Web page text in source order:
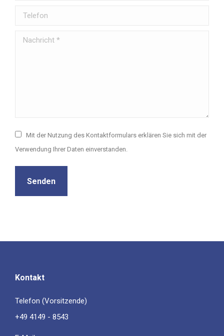
Telefon
Nachricht *
Mit der Nutzung des Kontaktformulars erklären Sie sich mit der
Verwendung Ihrer Daten einverstanden.
Senden
Kontakt
Telefon (Vorsitzende)
+49 4149 - 8543